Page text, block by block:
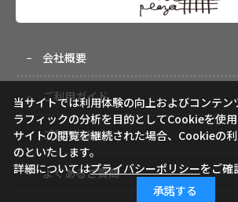
会社概要
ご利用ガイド
ご利用規約
よくあるご質問
当サイトでは利用体験の向上およびコンテン
ラフィックの分析を目的としてCookieを使用
サイトの閲覧を継続された場合、Cookieの
のといたします。
詳細についてはプライバシーポリシーをご確
承諾する